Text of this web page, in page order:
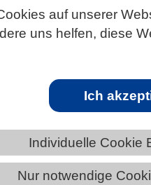
auf unserer
uns helfen, diese
Ich
Individuelle Cookie
Nur notwendige
aus